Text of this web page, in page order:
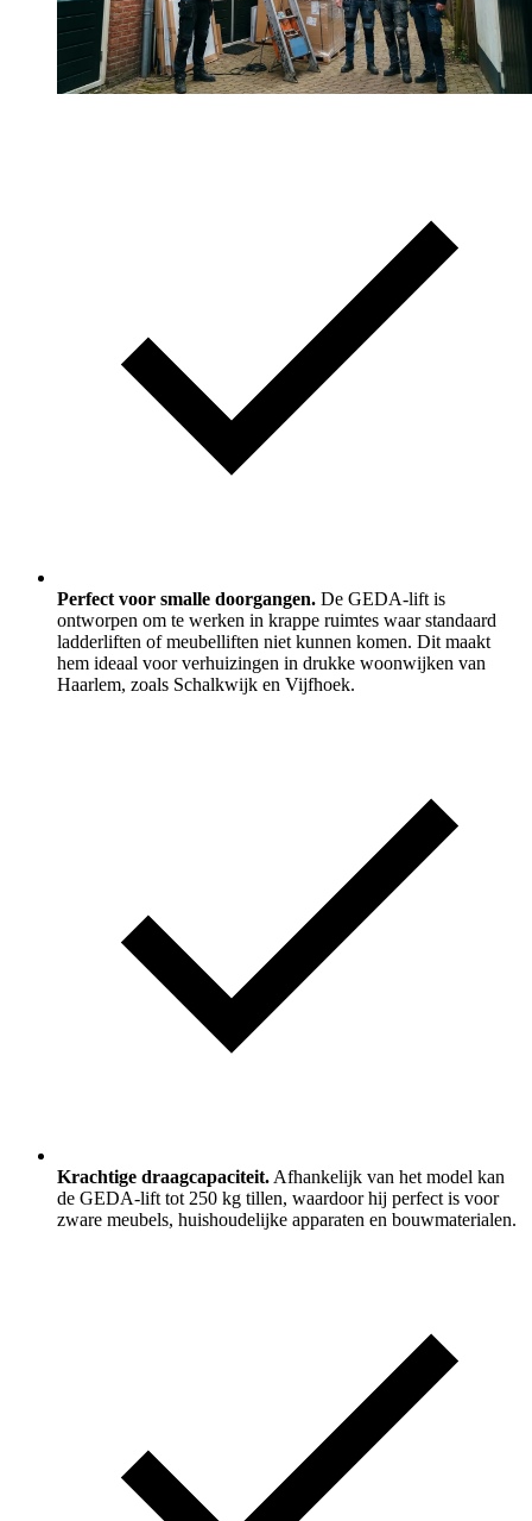
Perfect voor smalle doorgangen. De GEDA-lift is
ontworpen om te werken in krappe ruimtes waar standaard
ladderliften of meubelliften niet kunnen komen. Dit maakt
hem ideaal voor verhuizingen in drukke woonwijken van
Haarlem, zoals Schalkwijk en Vijfhoek.
Krachtige draagcapaciteit.Afhankelijk van het model kan
de GEDA-lift tot 250 kg tillen, waardoor hij perfect is voor
zware meubels, huishoudelijke apparaten en bouwmaterialen.